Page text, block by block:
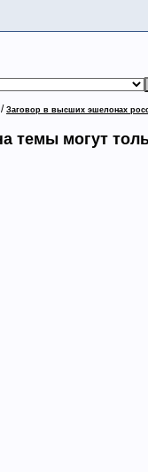
/ Заговор в высших эшелонах
темы могут